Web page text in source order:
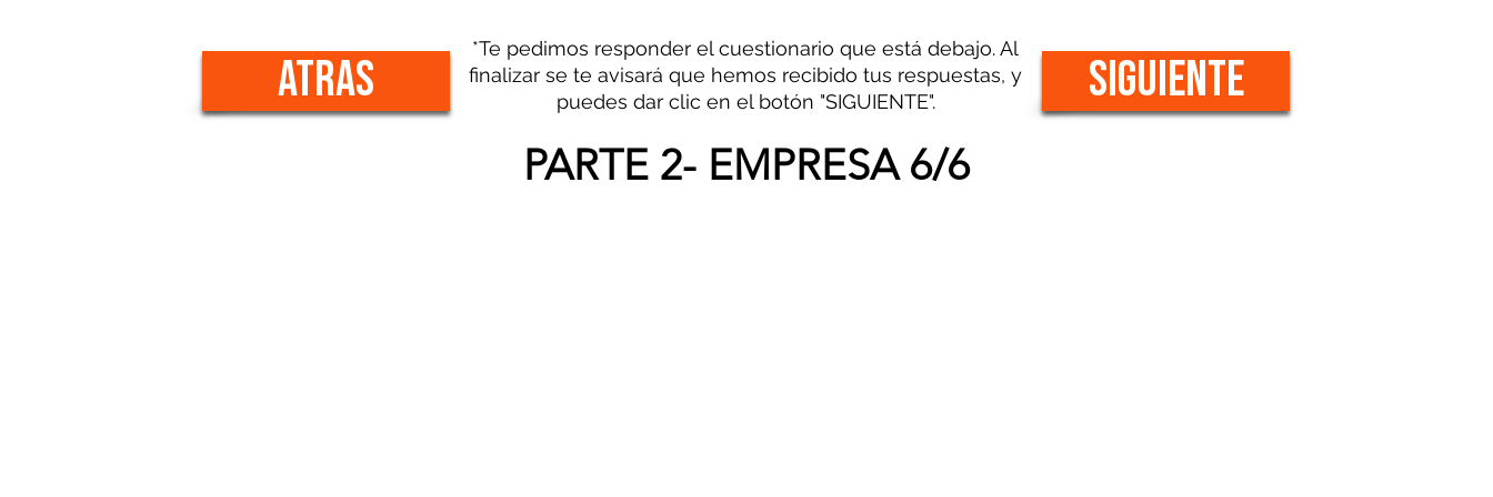
atras
*Te pedimos responder el cuestionario que está debajo. Al
finalizar se te avisará que hemos recibido tus respuestas, y
puedes dar clic en el botón "SIGUIENTE".
SIGUIENTE
PARTE 2- EMPRESA 6/6